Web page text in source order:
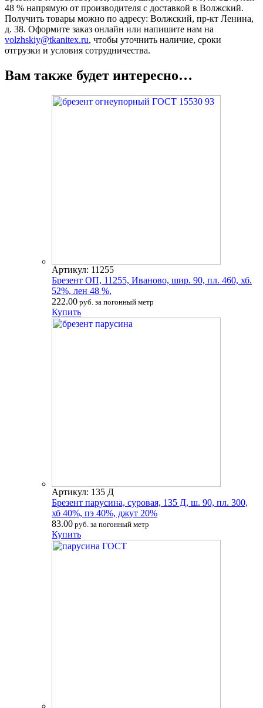
48 % напрямую от производителя с доставкой в Волжский.
Получить товары можно по адресу: Волжский, пр-кт Ленина,
д. 38. Оформите заказ онлайн или напишите нам на
volzhskiy@tkanitex.ru, чтобы уточнить наличие, сроки
отгрузки и условия сотрудничества.
Вам также будет интересно…
Артикул: 11255
Брезент ОП, 11255, Иваново, шир. 90, пл. 460, хб.
52%, лен 48 %,
222.00 руб. за погонный метр
Купить
Артикул: 135 Д
Брезент парусина, суровая, 135 Д, ш. 90, пл. 300,
хб 40%, пэ 40%, джут 20%
83.00 руб. за погонный метр
Купить